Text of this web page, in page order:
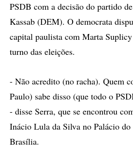
PSDB com a decisão do partido
Kassab (DEM). O democrata
capital paulista com Marta
turno das eleições.
- Não acredito (no racha). Quem
Paulo) sabe disso (que todo o
- disse Serra, que se encontrou
Inácio Lula da Silva no Palácio
Brasília.